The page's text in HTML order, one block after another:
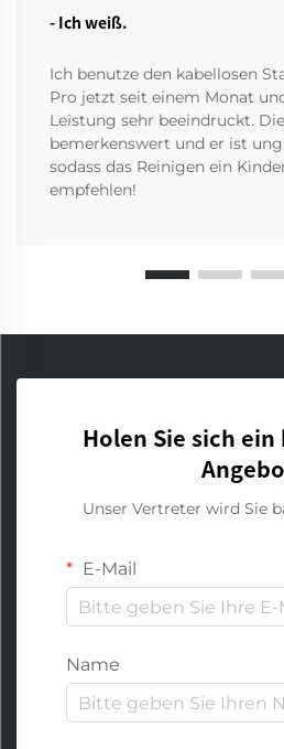
- Ich weiß.
Ich benutze den kabellosen
Pro jetzt seit einem Monat
Leistung sehr beeindruckt.
bemerkenswert und er ist
sodass das Reinigen ein
empfehlen!
Holen Sie sich
Unser Vertreter wird Sie
E-Mail
Name